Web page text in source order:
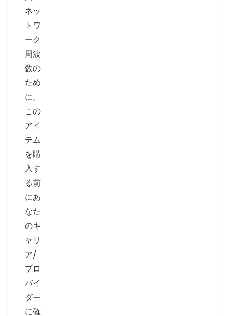
ネッ
トワ
ーク
周波
数の
ため
に。
この
アイ
テム
を購
入す
る前
にあ
なた
のキ
ャリ
ア/
プロ
バイ
ダー
に確